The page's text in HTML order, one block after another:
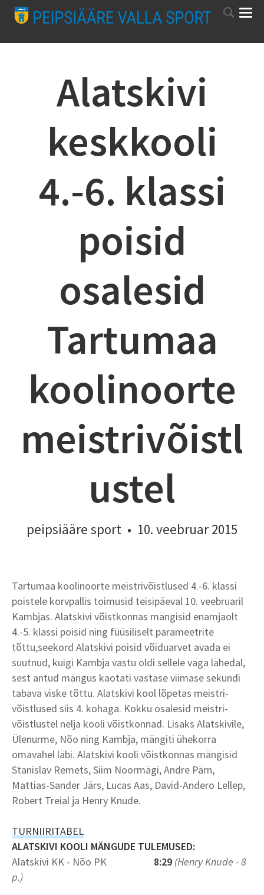
Alatskivi
keskkooli
4.-6. klassi
poisid
osalesid
Tartumaa
koolinoorte
meistrivõistl
ustel
peipsiääre sport • 10. veebruar 2015
Tartumaa koolinoorte meistrivõistlused 4.-6. klassi
poistele korvpallis toimusid teisipäeval 10. veebruaril
Kambjas. Alatskivi võistkonnas mängisid enamjaolt
4.-5. klassi poisid ning füüsiliselt parameetrite
tõttu,seekord Alatskivi poisid võiduarvet avada ei
suutnud, kuigi Kambja vastu oldi sellele väga lähedal,
sest antud mängus kaotati vastase viimase sekundi
tabava viske tõttu. Alatskivi kool lõpetas meistri-
võistlused siis 4. kohaga. Kokku osalesid meistri-
võistlustel nelja kooli võistkonnad. Lisaks Alatskivile,
Ülenurme, Nõo ning Kambja, mängiti ühekorra
omavahel läbi. Alatskivi kooli võistkonnas mängisid
Stanislav Remets, Siim Noormägi, Andre Pärn,
Mattias-Sander Järs, Lucas Aas, David-Andero Lellep,
Robert Treial ja Henry Knude.
TURNIIRITABEL
ALATSKIVI KOOLI MÄNGUDE TULEMUSED:
Alatskivi KK - Nõo PK 8:29 (Henry Knude - 8
p.)